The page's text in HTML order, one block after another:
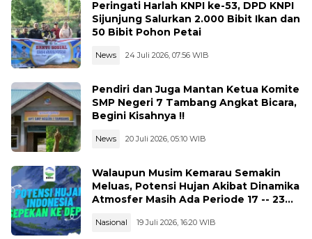
Peringati Harlah KNPI ke-53, DPD KNPI
Sijunjung Salurkan 2.000 Bibit Ikan dan
50 Bibit Pohon Petai
News 24 Juli 2026, 07:56 WIB
Pendiri dan Juga Mantan Ketua Komite
SMP Negeri 7 Tambang Angkat Bicara,
Begini Kisahnya !!
News 20 Juli 2026, 05:10 WIB
Walaupun Musim Kemarau Semakin
Meluas, Potensi Hujan Akibat Dinamika
Atmosfer Masih Ada Periode 17 -- 23
Nasional 19 Juli 2026, 16:20 WIB